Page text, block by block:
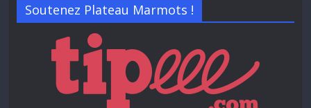
Soutenez Plateau Marmots !